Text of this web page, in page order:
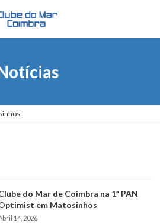
do Mar de Coimbra na 1ª PAN
em Matosinhos
14, 2026